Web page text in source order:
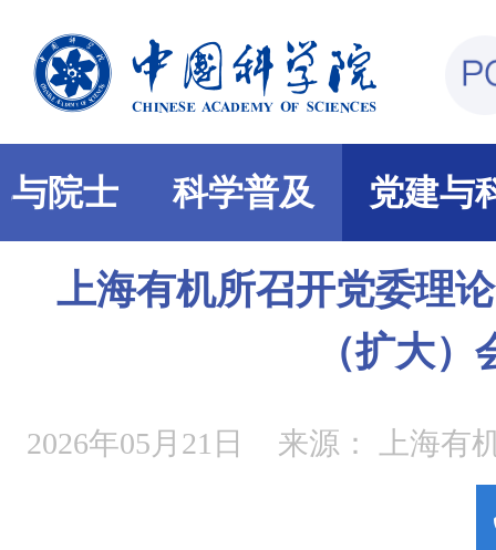
与院士 科学普及 党建与
上海有机所召开党委理
（扩大）
2026年05月21日 来源： 上海有